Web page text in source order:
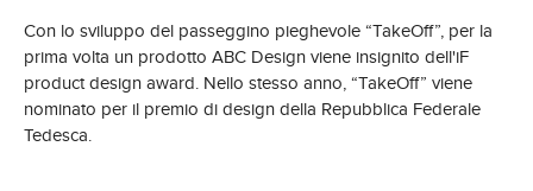
Con lo sviluppo del passeggino pieghevole “TakeOff”, per la
prima volta un prodotto ABC Design viene insignito dell'iF
product design award. Nello stesso anno, “TakeOff” viene
nominato per il premio di design della Repubblica Federale
Tedesca.